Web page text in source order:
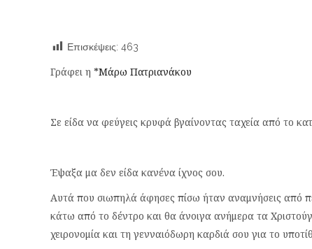
Επισκέψεις: 463
Γράφει η *Μάρω Πατριανάκου
Σε είδα να φεύγεις κρυφά βγαίνοντας ταχεία από το
Έψαξα μα δεν είδα κανένα ίχνος σου.
Αυτά που σιωπηλά άφησες πίσω ήταν αναμνήσεις από
κάτω από το δέντρο και θα άνοιγα ανήμερα τα
χειρονομία και τη γενναιόδωρη καρδιά σου για το